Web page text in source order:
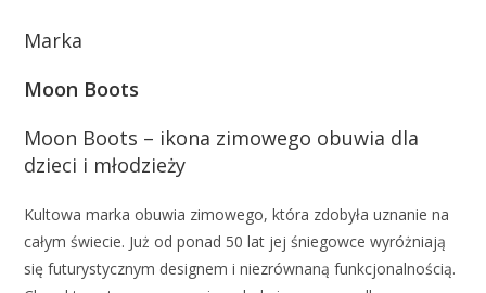
Marka
Moon Boots
Moon Boots – ikona zimowego obuwia dla
dzieci i młodzieży
Kultowa marka obuwia zimowego, która zdobyła uznanie na
całym świecie. Już od ponad 50 lat jej śniegowce wyróżniają
się futurystycznym designem i niezrównaną funkcjonalnością.